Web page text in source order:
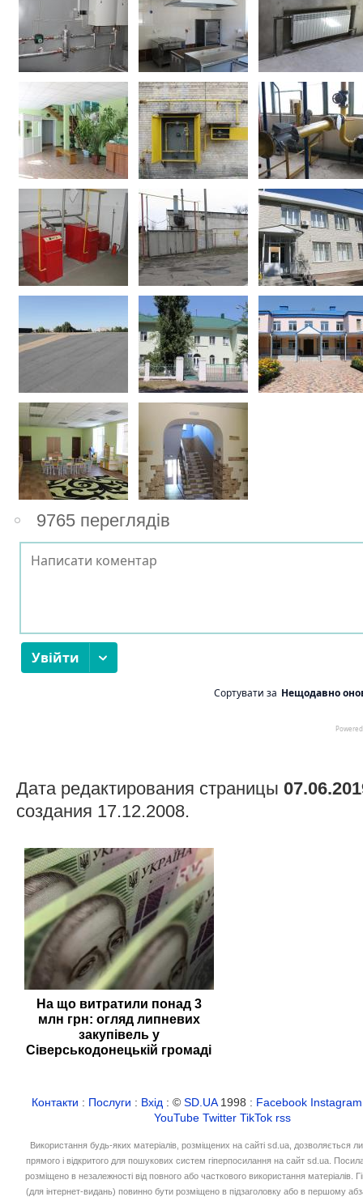
9765 переглядів
Дата редактирования страницы
создания 17.12.2008.
На що витратили понад 3
млн грн: огляд липневих
закупівель у
Сіверськодонецькій громаді
Контакти : Послуги : Вхід : ©SD.UA1998 : Facebook Instagram
YouTube Twitter TikTok rss
Використання будь-яких матеріалів, розміщених на сайті sd.ua, дозволяється
прямого і відкритого для пошукових систем гіперпосилання на сайт sd.ua.
розміщено в незалежності від повного або часткового використання матеріалів.
(для інтернет-видань) повинно бути розміщено в підзаголовку або в першому